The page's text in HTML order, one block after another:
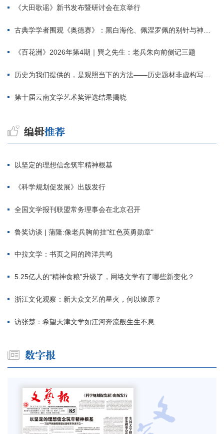
《大田歌谣》新书发布暨研讨会在京举行
古典学学者围观《奥德赛》：黑白海伦、佩涅罗佩的别针与神秘入侵者
《百花洲》2026年第4期｜巽之先生：老兵朱向前侧记三题
历史为我们提供的，是观照当下的方法——历史题材非虚构写作多人谈
第十届云南文学艺术奖评选结果揭晓
以坚定的理想信念筑牢精神根基
《科学规划促发展》出版发行
全国文学报刊联盟常务理事会在北京召开
鲁奖访谈 | 蒲隆:像老兵胸前挂"红色英勇勋章"
中拉文学：书页之间的跨洋共鸣
5.25亿人的“精神食粮”升级了，网络文学有了哪些新变化？
浙江文化观察：新大众文艺的星火，何以燎原？
访张楚：希望天津文学如江河奔流般生生不息